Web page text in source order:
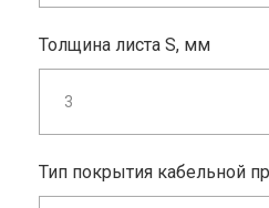
Толщина листа S, мм
Тип покрытия кабельной